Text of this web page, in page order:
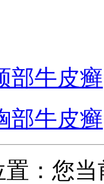
部牛皮癣
部牛皮癣
：您